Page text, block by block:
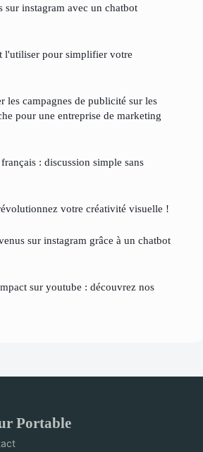
sur instagram avec un chatbot
l'utiliser pour simplifier votre
les campagnes de publicité sur les
pour une entreprise de marketing
: discussion simple sans
votre créativité visuelle !
sur instagram grâce à un chatbot
sur youtube : découvrez nos
Portable